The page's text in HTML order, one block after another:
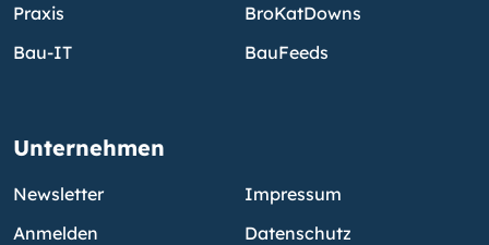
Praxis
Bau-IT
BroKatDowns
BauFeeds
Unternehmen
Newsletter
Anmelden
Impressum
Datenschutz